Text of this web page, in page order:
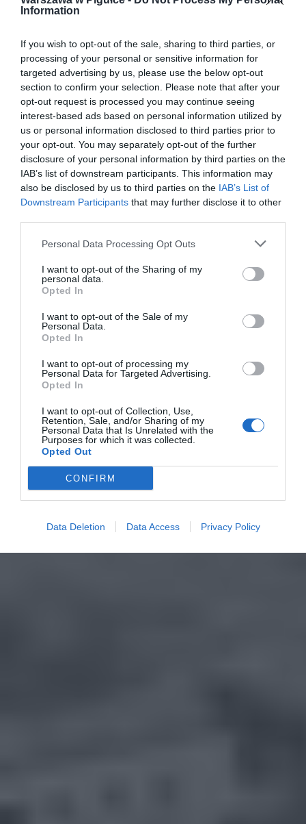
Information
If you wish to opt-out of the sale, sharing to third parties, or
processing of your personal or sensitive information for
targeted advertising by us, please use the below opt-out
section to confirm your selection. Please note that after your
opt-out request is processed you may continue seeing
interest-based ads based on personal information utilized by
us or personal information disclosed to third parties prior to
your opt-out. You may separately opt-out of the further
disclosure of your personal information by third parties on the
IAB’s list of downstream participants. This information may
also be disclosed by us to third parties on the IAB’s List of
Downstream Participants that may further disclose it to other
Personal Data Processing Opt Outs
I want to opt-out of the Sharing of my
personal data.
Opted In
I want to opt-out of the Sale of my
Personal Data.
Opted In
I want to opt-out of processing my
Personal Data for Targeted Advertising.
Opted In
I want to opt-out of Collection, Use,
Retention, Sale, and/or Sharing of my
Personal Data that Is Unrelated with the
Purposes for which it was collected.
Opted Out
CONFIRM
Data Deletion Data Access Privacy Policy